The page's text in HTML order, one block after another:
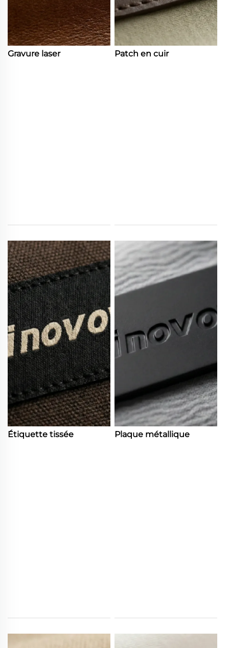
Gravure laser Patch en cuir
Étiquette tissée Plaque métallique